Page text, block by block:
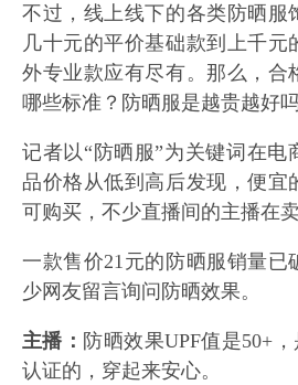
不过，线上线下的各类防晒服
几十元的平价基础款到上千元
外专业款应有尽有。那么，合
哪些标准？防晒服是越贵越好
记者以“防晒服”为关键词在电
品价格从低到高后发现，便宜
可购买，不少直播间的主播在卖
一款售价21元的防晒服销量已
少网友留言询问防晒效果。
主播： 防晒效果UPF值是50+
认证的，穿起来安心。